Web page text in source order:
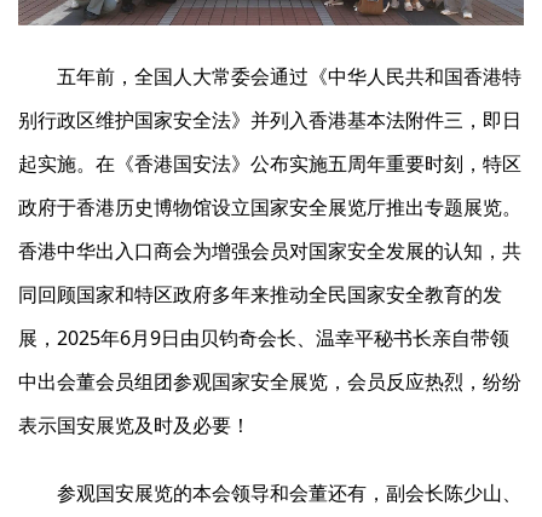
五年前，全国人大常委会通过《中华人民共和国香港特
别行政区维护国家安全法》并列入香港基本法附件三，即日
起实施。在《香港国安法》公布实施五周年重要时刻，特区
政府于香港历史博物馆设立国家安全展览厅推出专题展览。
香港中华出入口商会为增强会员对国家安全发展的认知，共
同回顾国家和特区政府多年来推动全民国家安全教育的发
展，2025年6月9日由贝钧奇会长、温幸平秘书长亲自带领
中出会董会员组团参观国家安全展览，会员反应热烈，纷纷
表示国安展览及时及必要！
参观国安展览的本会领导和会董还有，副会长陈少山、